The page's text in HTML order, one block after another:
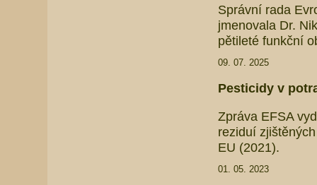
Správní rada
jmenovala Dr.
pětileté funkční
09. 07. 2025
Pesticidy v
Zpráva EFSA
reziduí
EU (2021).
01. 05. 2023